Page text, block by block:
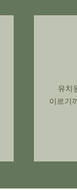
유치
이르기